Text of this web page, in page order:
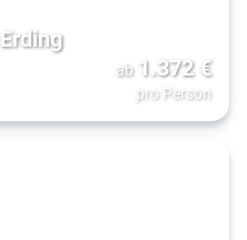
ab 1.372€
pro Person